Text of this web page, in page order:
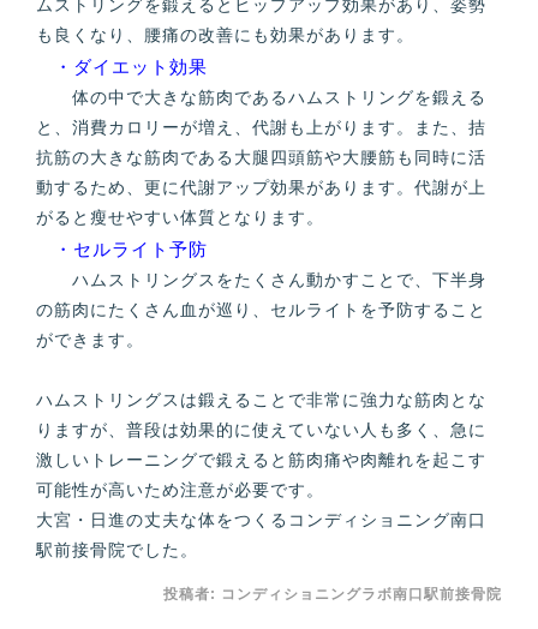
ムストリングを鍛えるとヒップアップ効果があり、姿勢
も良くなり、腰痛の改善にも効果があります。
・ダイエット効果
体の中で大きな筋肉であるハムストリングを鍛える
と、消費カロリーが増え、代謝も上がります。また、拮
抗筋の大きな筋肉である大腿四頭筋や大腰筋も同時に活
動するため、更に代謝アップ効果があります。代謝が上
がると瘦せやすい体質となります。
・セルライト予防
ハムストリングスをたくさん動かすことで、下半身
の筋肉にたくさん血が巡り、セルライトを予防すること
ができます。
ハムストリングスは鍛えることで非常に強力な筋肉とな
りますが、普段は効果的に使えていない人も多く、急に
激しいトレーニングで鍛えると筋肉痛や肉離れを起こす
可能性が高いため注意が必要です。
大宮・日進の丈夫な体をつくるコンディショニング南口
駅前接骨院でした。
投稿者: コンディショニングラボ南口駅前接骨院